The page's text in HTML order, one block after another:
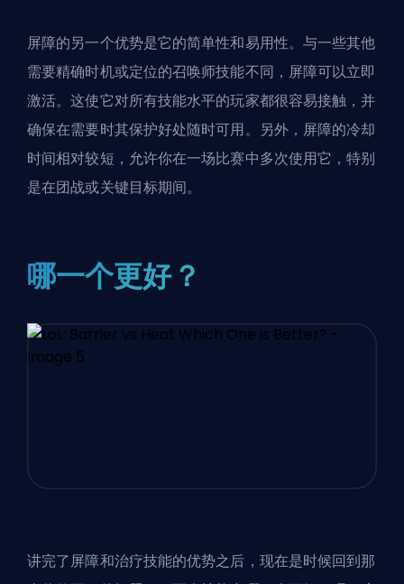
屏障的另一个优势是它的简单性和易用性。与一些其他
需要精确时机或定位的召唤师技能不同，屏障可以立即
激活。这使它对所有技能水平的玩家都很容易接触，并
确保在需要时其保护好处随时可用。另外，屏障的冷却
时间相对较短，允许你在一场比赛中多次使用它，特别
是在团战或关键目标期间。
哪一个更好？
讲完了屏障和治疗技能的优势之后，现在是时候回到那